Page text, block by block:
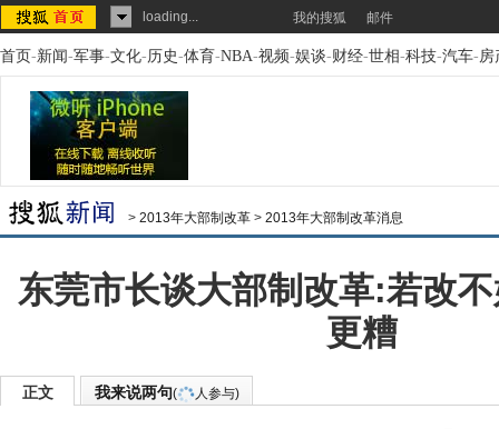
loading... 我的搜狐 邮件
首页-新闻-军事-文化-历史-体育-NBA-视频-娱谈-财经-世相-科技-汽车-房
> 2013年大部制改革 > 2013年大部制改革消息
东莞市长谈大部制改革:若改
更糟
正文 我来说两句( 人参与)